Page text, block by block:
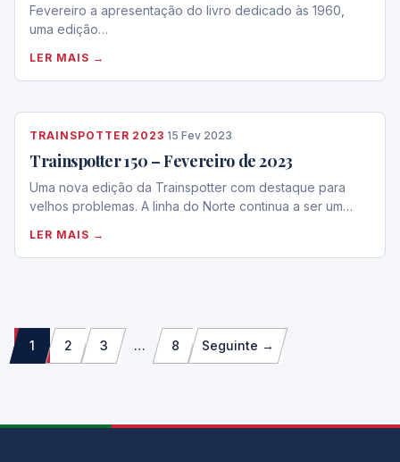
Fevereiro a apresentação do livro dedicado às 1960,
uma edição…
LER MAIS →
TRAINSPOTTER 2023·15 Fev 2023
Trainspotter 150 – Fevereiro de 2023
Uma nova edição da Trainspotter com destaque para
velhos problemas. A linha do Norte continua a ser um…
LER MAIS →
Paginação
dos
1 2 3 … 8 Seguinte →